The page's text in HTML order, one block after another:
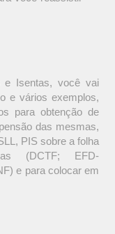
e Isentas, você vai
e vários exemplos,
para obtenção de
das mesmas,
PIS sobre a folha
(DCTF; EFD-
e para colocar em